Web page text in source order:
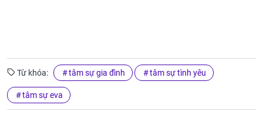
Từ khóa: tâm sự gia đình tâm sự tình yêu
tâm sự eva